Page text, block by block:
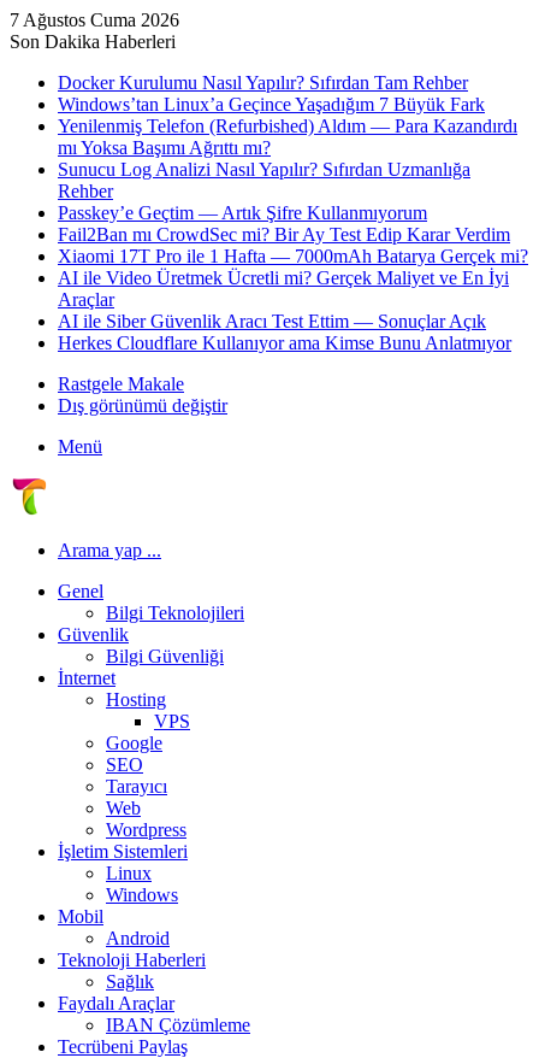
7 Ağustos Cuma 2026
Son Dakika Haberleri
Docker Kurulumu Nasıl Yapılır? Sıfırdan Tam Rehber
Windows’tan Linux’a Geçince Yaşadığım 7 Büyük Fark
Yenilenmiş Telefon (Refurbished) Aldım — Para Kazandırdı
mı Yoksa Başımı Ağrıttı mı?
Sunucu Log Analizi Nasıl Yapılır? Sıfırdan Uzmanlığa
Rehber
Passkey’e Geçtim — Artık Şifre Kullanmıyorum
Fail2Ban mı CrowdSec mi? Bir Ay Test Edip Karar Verdim
Xiaomi 17T Pro ile 1 Hafta — 7000mAh Batarya Gerçek mi?
AI ile Video Üretmek Ücretli mi? Gerçek Maliyet ve En İyi
Araçlar
AI ile Siber Güvenlik Aracı Test Ettim — Sonuçlar Açık
Herkes Cloudflare Kullanıyor ama Kimse Bunu Anlatmıyor
Rastgele Makale
Dış görünümü değiştir
Menü
Arama yap ...
Genel
Bilgi Teknolojileri
Güvenlik
Bilgi Güvenliği
İnternet
Hosting
VPS
Google
SEO
Tarayıcı
Web
Wordpress
İşletim Sistemleri
Linux
Windows
Mobil
Android
Teknoloji Haberleri
Sağlık
Faydalı Araçlar
IBAN Çözümleme
Tecrübeni Paylaş